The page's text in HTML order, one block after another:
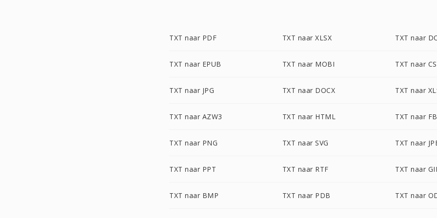
TXT naar PDF TXT naar XLSX TXT naar
TXT naar EPUB TXT naar MOBI TXT naar
TXT naar JPG TXT naar DOCX TXT naar
TXT naar AZW3 TXT naar HTML TXT naar
TXT naar PNG TXT naar SVG TXT naar
TXT naar PPT TXT naar RTF TXT naar
TXT naar BMP TXT naar PDB TXT naar